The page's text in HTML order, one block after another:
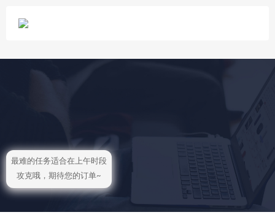
最难的任务适合在上午时段
攻克哦，期待您的订单~